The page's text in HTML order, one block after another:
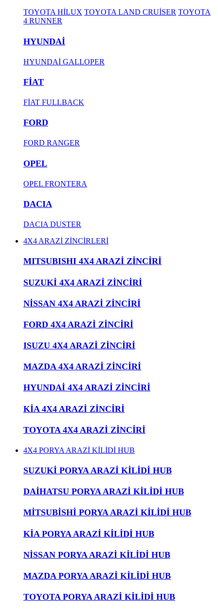
TOYOTA HİLUX TOYOTA LAND CRUİSER TOYOTA
4 RUNNER
HYUNDAİ
HYUNDAİ GALLOPER
FİAT
FİAT FULLBACK
FORD
FORD RANGER
OPEL
OPEL FRONTERA
DACIA
DACIA DUSTER
4X4 ARAZİ ZİNCİRLERİ
MITSUBISHI 4X4 ARAZİ ZİNCİRİ
SUZUKİ 4X4 ARAZİ ZİNCİRİ
NİSSAN 4X4 ARAZİ ZİNCİRİ
FORD 4X4 ARAZİ ZİNCİRİ
ISUZU 4X4 ARAZİ ZİNCİRİ
MAZDA 4X4 ARAZİ ZİNCİRİ
HYUNDAİ 4X4 ARAZİ ZİNCİRİ
KİA 4X4 ARAZİ ZİNCİRİ
TOYOTA 4X4 ARAZİ ZİNCİRİ
4X4 PORYA ARAZİ KİLİDİ HUB
SUZUKİ PORYA ARAZİ KİLİDİ HUB
DAİHATSU PORYA ARAZİ KİLİDİ HUB
MİTSUBİSHİ PORYA ARAZİ KİLİDİ HUB
KİA PORYA ARAZİ KİLİDİ HUB
NİSSAN PORYA ARAZİ KİLİDİ HUB
MAZDA PORYA ARAZİ KİLİDİ HUB
TOYOTA PORYA ARAZİ KİLİDİ HUB